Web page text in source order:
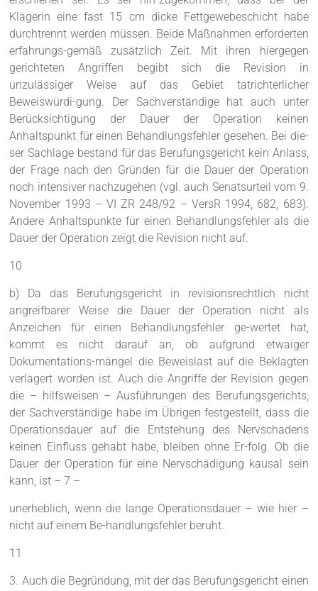
Klägerin eine fast 15 cm dicke Fettgewebeschicht habe
durchtrennt werden müssen. Beide Maßnahmen erforderten
erfahrungs-gemäß zusätzlich Zeit. Mit ihren hiergegen
gerichteten Angriffen begibt sich die Revision in
unzulässiger Weise auf das Gebiet tatrichterlicher
Beweiswürdi-gung. Der Sachverständige hat auch unter
Berücksichtigung der Dauer der Operation keinen
Anhaltspunkt für einen Behandlungsfehler gesehen. Bei die-
ser Sachlage bestand für das Berufungsgericht kein Anlass,
der Frage nach den Gründen für die Dauer der Operation
noch intensiver nachzugehen (vgl. auch Senatsurteil vom 9.
November 1993 – VI ZR 248/92 – VersR 1994, 682, 683).
Andere Anhaltspunkte für einen Behandlungsfehler als die
Dauer der Operation zeigt die Revision nicht auf.
10
b) Da das Berufungsgericht in revisionsrechtlich nicht
angreifbarer Weise die Dauer der Operation nicht als
Anzeichen für einen Behandlungsfehler ge-wertet hat,
kommt es nicht darauf an, ob aufgrund etwaiger
Dokumentations-mängel die Beweislast auf die Beklagten
verlagert worden ist. Auch die Angriffe der Revision gegen
die – hilfsweisen – Ausführungen des Berufungsgerichts,
der Sachverständige habe im Übrigen festgestellt, dass die
Operationsdauer auf die Entstehung des Nervschadens
keinen Einfluss gehabt habe, bleiben ohne Er-folg. Ob die
Dauer der Operation für eine Nervschädigung kausal sein
kann, ist – 7 –
unerheblich, wenn die lange Operationsdauer – wie hier –
nicht auf einem Be-handlungsfehler beruht.
11
3. Auch die Begründung, mit der das Berufungsgericht einen